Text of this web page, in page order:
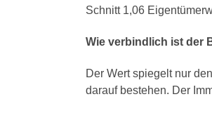
Schnitt 1,06
Wie verbindlich ist der
Der Wert spiegelt nur
darauf bestehen. Der